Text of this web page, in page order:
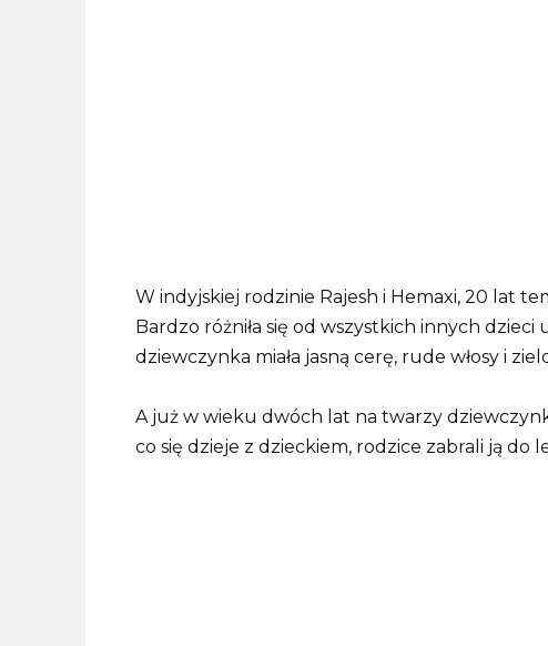
W indyjskiej rodzinie Rajesh i Hemaxi, 20 lat
Bardzo różniła się od wszystkich innych
dziewczynka miała jasną cerę, rude włosy i
A już w wieku dwóch lat na twarzy
co się dzieje z dzieckiem, rodzice zabrali ją do